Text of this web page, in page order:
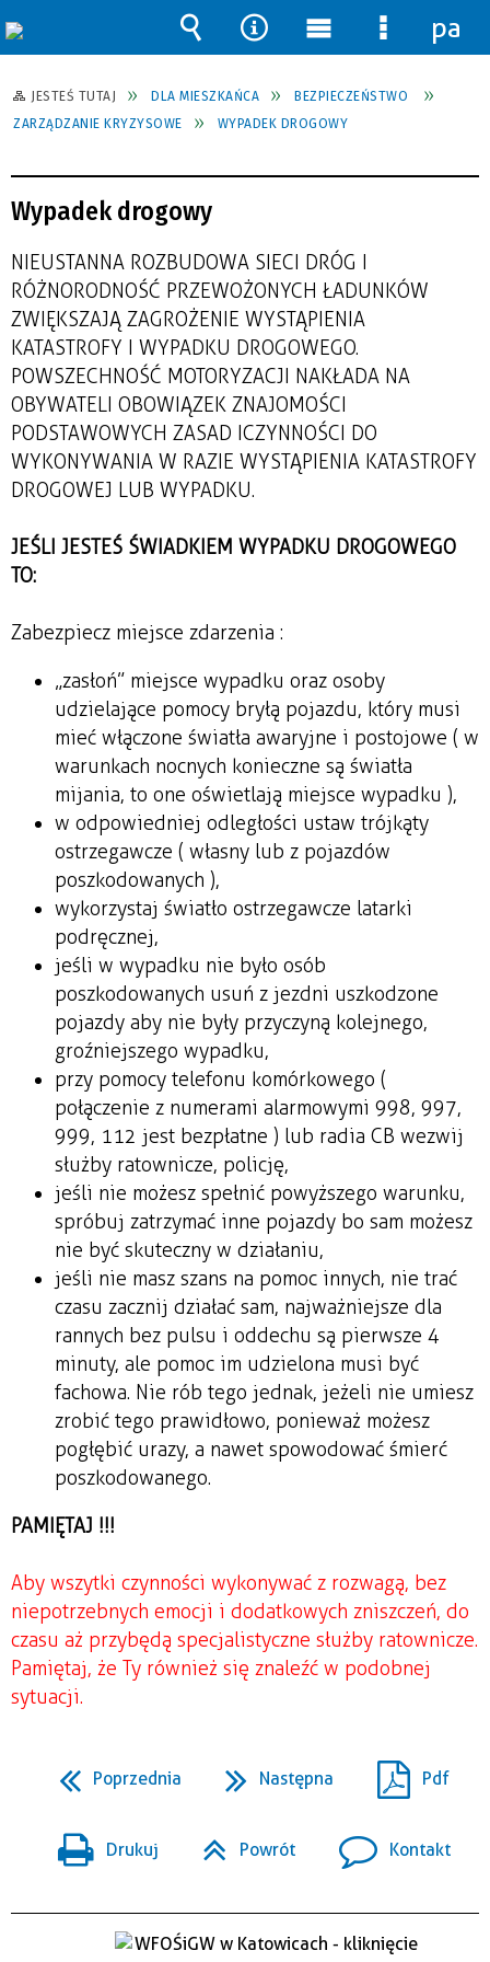
JESTEŚ TUTAJ DLA MIESZKAŃCA
BEZPIECZEŃSTWO
ZARZĄDZANIE KRYZYSOWE
WYPADEK DROGOWY
Wypadek drogowy
NIEUSTANNA ROZBUDOWA SIECI DRÓG I
RÓŻNORODNOŚĆ PRZEWOŻONYCH ŁADUNKÓW
ZWIĘKSZAJĄ ZAGROŻENIE WYSTĄPIENIA
KATASTROFY I WYPADKU DROGOWEGO.
POWSZECHNOŚĆ MOTORYZACJI NAKŁADA NA
OBYWATELI OBOWIĄZEK ZNAJOMOŚCI
PODSTAWOWYCH ZASAD I CZYNNOŚCI DO
WYKONYWANIA W RAZIE WYSTĄPIENIA KATASTROFY
DROGOWEJ LUB WYPADKU.
JEŚLI JESTEŚ ŚWIADKIEM WYPADKU DROGOWEGO
TO:
Zabezpiecz miejsce zdarzenia :
„zasłoń” miejsce wypadku oraz osoby
udzielające pomocy bryłą pojazdu, który musi
mieć włączone światła awaryjne i postojowe ( w
warunkach nocnych konieczne są światła
mijania, to one oświetlają miejsce wypadku ),
w odpowiedniej odległości ustaw trójkąty
ostrzegawcze ( własny lub z pojazdów
poszkodowanych ),
wykorzystaj światło ostrzegawcze latarki
podręcznej,
jeśli w wypadku nie było osób
poszkodowanych usuń z jezdni uszkodzone
pojazdy aby nie były przyczyną kolejnego,
groźniejszego wypadku,
przy pomocy telefonu komórkowego (
połączenie z numerami alarmowymi 998, 997,
999, 112 jest bezpłatne ) lub radia CB wezwij
służby ratownicze, policję,
jeśli nie możesz spełnić powyższego warunku,
spróbuj zatrzymać inne pojazdy bo sam możesz
nie być skuteczny w działaniu,
jeśli nie masz szans na pomoc innych, nie trać
czasu zacznij działać sam, najważniejsze dla
rannych bez pulsu i oddechu są pierwsze 4
minuty, ale pomoc im udzielona musi być
fachowa. Nie rób tego jednak, jeżeli nie umiesz
zrobić tego prawidłowo, ponieważ możesz
pogłębić urazy, a nawet spowodować śmierć
poszkodowanego.
PAMIĘTAJ !!!
Aby wszytki czynności wykonywać z rozwagą, bez
niepotrzebnych emocji i dodatkowych zniszczeń, do
czasu aż przybędą specjalistyczne służby ratownicze.
Pamiętaj, że Ty również się znaleźć w podobnej
sytuacji.
Poprzednia Następna Pdf
Drukuj Powrót Kontakt
Wyszukiwarka
Narzędzia
Menu
główne
Menu